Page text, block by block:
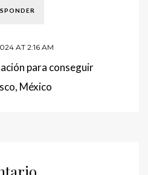
AT 2:16 AM
para conseguir
México